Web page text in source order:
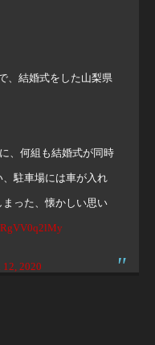
、結婚式をした山梨県
、何組も結婚式が同時
駐車場には車が入れ
った、懐かしい思い
2020